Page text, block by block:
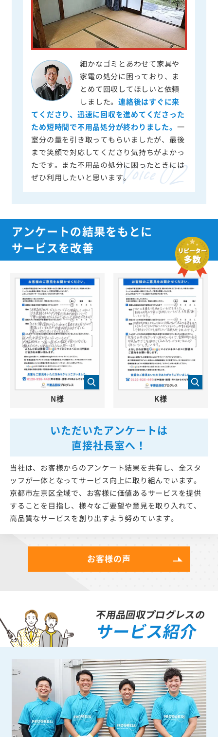
細かなゴミとあわせて家具や
家電の処分に困っており、ま
とめて回収してほしいと依頼
しました。連絡後はすぐに来
てくださり、迅速に回収を進めてくださった
ため短時間で不用品処分が終わりました。 一
室分の量を引き取ってもらいましたが、最後
まで笑顔で対応してくださり気持ちがよかっ
たです。また不用品の処分に困ったときには
ぜひ利用したいと思います。
アンケートの結果をもとに
サービスを改善
いただいたアンケートは
直接社長室へ！
当社は、お客様からのアンケート結果を共有し、全スタ
ッフが一体となってサービス向上に取り組んでいます。
京都市左京区全域で、お客様に価値あるサービスを提供
することを目指し、様々なご要望や意見を取り入れて、
高品質なサービスを創り出すよう努めています。
N様 K様
お客様の声
不用品回収プログレスの
サービス紹介